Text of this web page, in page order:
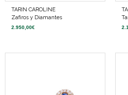
TARIN CAROLINE
Zafiros y Diamantes
2.950,00€